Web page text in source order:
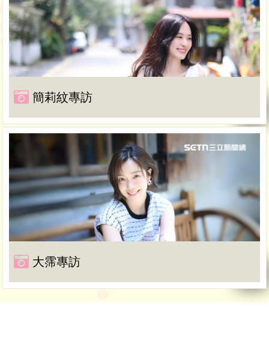
簡莉紋專訪
大霈專訪